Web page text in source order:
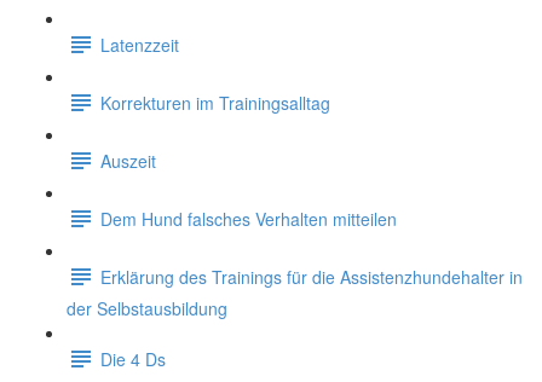
Latenzzeit
Korrekturen im Trainingsalltag
Auszeit
Dem Hund falsches Verhalten mitteilen
Erklärung des Trainings für die Assistenzhundehalter in
der Selbstausbildung
Die 4 Ds